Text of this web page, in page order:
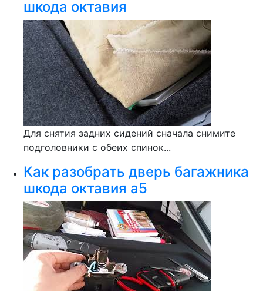
шкода октавия
Для снятия задних сидений сначала снимите
подголовники с обеих спинок...
Как разобрать дверь багажника
шкода октавия а5